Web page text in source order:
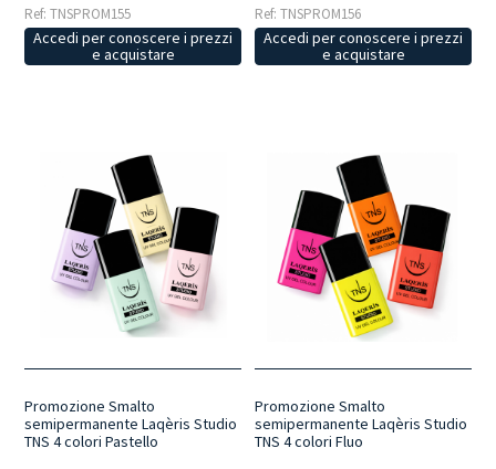
Ref: TNSPROM155
Accedi per conoscere i prezzi
e acquistare
Ref: TNSPROM156
Accedi per conoscere i prezzi
e acquistare
Promozione Smalto
semipermanente Laqèris Studio
TNS 4 colori Pastello
Promozione Smalto
semipermanente Laqèris Studio
TNS 4 colori Fluo